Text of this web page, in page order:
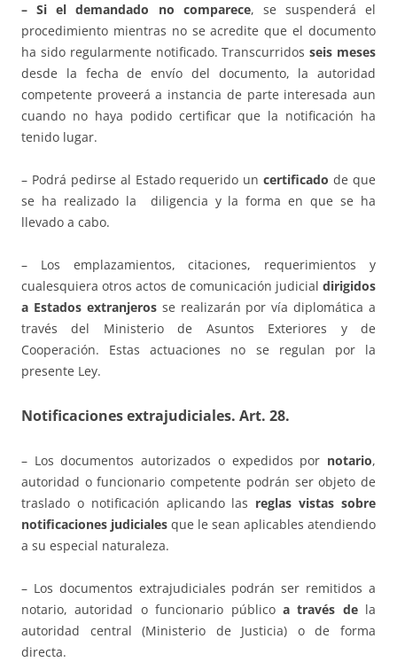
– Si eldemandado no comparece, se suspenderá el
procedimiento mientras no se acredite que el documento
ha sido regularmente notificado. Transcurridosseis meses
desde la fecha de envío del documento, la autoridad
competente proveerá a instancia de parte interesada aun
cuando no haya podido certificar que la notificación ha
tenido lugar.
– Podrá pedirse al Estado requerido uncertificado de que
se ha realizado la diligencia y la forma en que se ha
llevado a cabo.
– Los emplazamientos, citaciones, requerimientos y
cualesquiera otros actos de comunicación judicial dirigidos
a Estados extranjerosse realizarán por vía diplomática a
través del Ministerio de Asuntos Exteriores y de
Cooperación. Estas actuaciones no se regulan por la
presente Ley.
Notificaciones extrajudiciales. Art. 28.
– Los documentos autorizados o expedidos por notario,
autoridad o funcionario competente podrán ser objeto de
traslado o notificación aplicando las reglas vistas sobre
notificaciones judiciales que le sean aplicables atendiendo
a su especial naturaleza.
– Los documentos extrajudiciales podrán ser remitidos a
notario, autoridad o funcionario público a través dela
autoridad central (Ministerio de Justicia) o de forma
directa.